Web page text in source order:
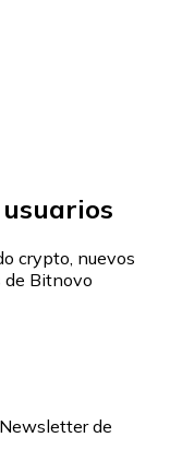
crypto, nuevos
de Bitnovo
de